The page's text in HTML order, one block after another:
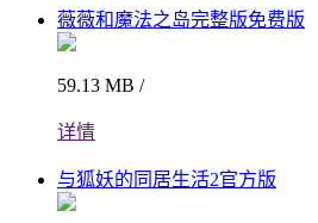
薇薇和魔法之岛完整版免费版
59.13 MB /
详情
与狐妖的同居生活2官方版